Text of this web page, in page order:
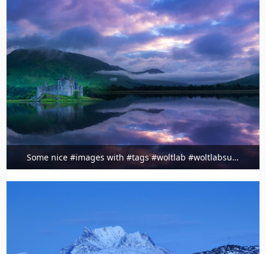
Some nice #images with #tags #woltlab #woltlabsuite
@ig.timeline.demo 3. Februar 2022 um 23:36